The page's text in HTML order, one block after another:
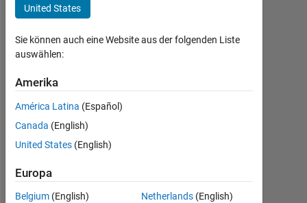
etwa
4
Jahre
Aktiv
seit
2022
0
Following:
0
United States
Sie können auch eine Website aus der folgenden Liste
auswählen:
Amerika
América Latina (Español)
Canada (English)
United States (English)
Europa
Belgium (English)
Netherlands (English)